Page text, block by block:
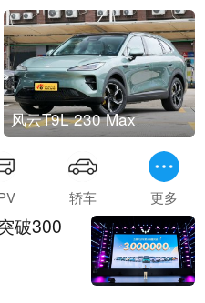
风云T9L 230 Max
轿车 更多
破300